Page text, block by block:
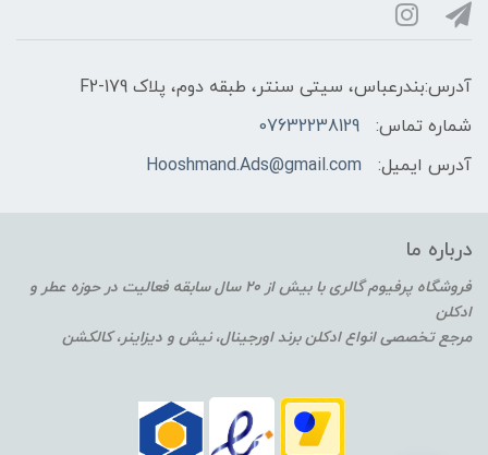
آدرس:بندرعباس، سیتی سنتر، طبقه دوم، پلاک F2-179
شماره تماس:
07632238129
آدرس ایمیل:
Hooshmand.Ads@gmail.com
درباره ما
فروشگاه پرفیوم گالری با بیش از 20 سال سابقه فعالیت در حوزه عطر و
ادکلن
مرجع تخصصی انواع ادکلن برند اورجینال، نیش و دیزاینر، کالکشن